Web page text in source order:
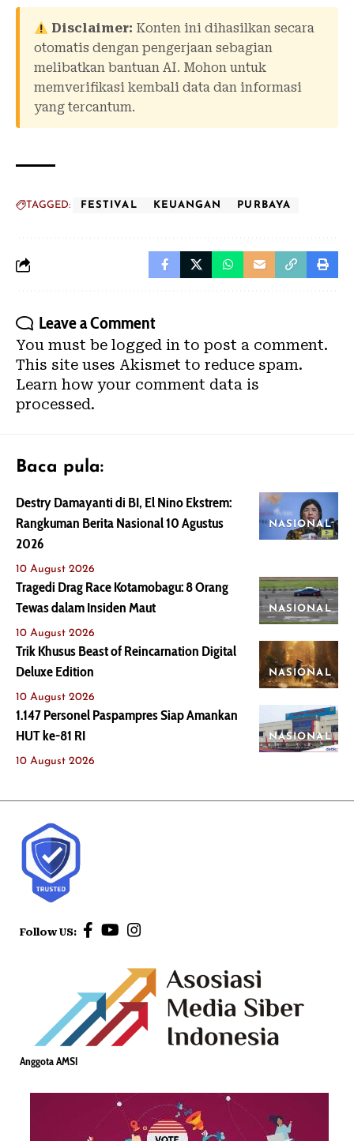
Disclaimer: Konten ini dihasilkan secara
otomatis dengan pengerjaan sebagian
melibatkan bantuan AI. Mohon untuk
memverifikasi kembali data dan informasi
yang tercantum.
TAGGED: FESTIVAL KEUANGAN PURBAYA
Leave a Comment
You must be logged in to post a comment.
This site uses Akismet to reduce spam.
Learn how your comment data is
processed.
Baca pula:
NASIONAL
Destry Damayanti di BI, El Nino Ekstrem:
Rangkuman Berita Nasional 10 Agustus
2026
10 August 2026
NASIONAL
Tragedi Drag Race Kotamobagu: 8 Orang
Tewas dalam Insiden Maut
10 August 2026
NASIONAL
Trik Khusus Beast of Reincarnation Digital
Deluxe Edition
10 August 2026
NASIONAL
1.147 Personel Paspampres Siap Amankan
HUT ke-81 RI
10 August 2026
Follow US:
Anggota AMSI